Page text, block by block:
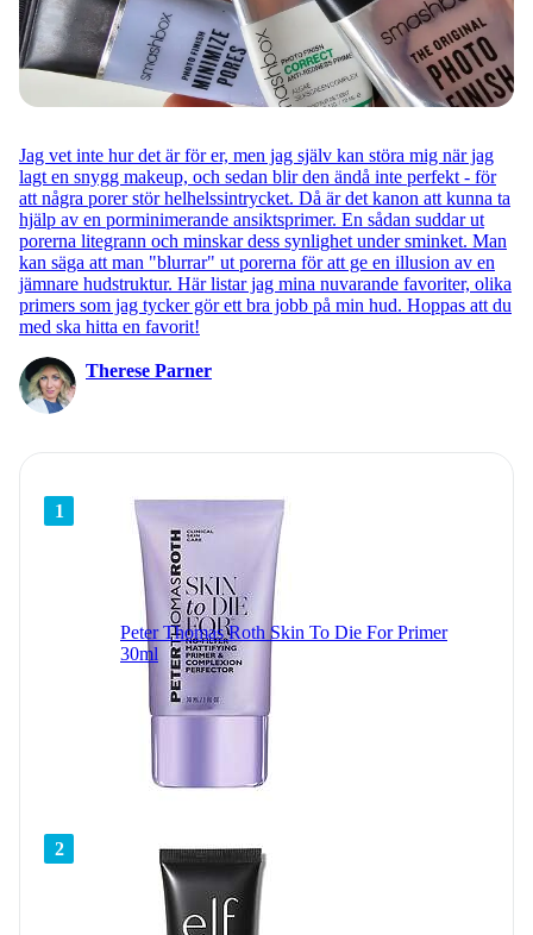
Jag vet inte hur det är för er, men jag själv kan störa mig när jag
lagt en snygg makeup, och sedan blir den ändå inte perfekt - för
att några porer stör helhelssintrycket. Då är det kanon att kunna ta
hjälp av en porminimerande ansiktsprimer. En sådan suddar ut
porerna litegrann och minskar dess synlighet under sminket. Man
kan säga att man "blurrar" ut porerna för att ge en illusion av en
jämnare hudstruktur. Här listar jag mina nuvarande favoriter, olika
primers som jag tycker gör ett bra jobb på min hud. Hoppas att du
med ska hitta en favorit!
Therese Parner
1
Peter Thomas Roth Skin To Die For Primer
30ml
2